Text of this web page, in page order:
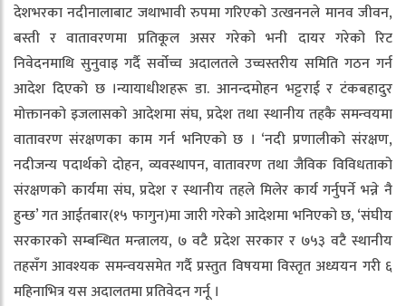
देशभरका नदीनालाबाट जथाभावी रुपमा गरिएको उत्खननले मानव जीवन,
बस्ती र वातावरणमा प्रतिकूल असर गरेको भनी दायर गरेको रिट
निवेदनमाथि सुनुवाइ गर्दै सर्वोच्च अदालतले उच्चस्तरीय समिति गठन गर्न
आदेश दिएको छ ।न्यायाधीशहरू डा. आनन्दमोहन भट्टराई र टंकबहादुर
मोक्तानको इजलासको आदेशमा संघ, प्रदेश तथा स्थानीय तहकै समन्वयमा
वातावरण संरक्षणका काम गर्न भनिएको छ । ‘नदी प्रणालीको संरक्षण,
नदीजन्य पदार्थको दोहन, व्यवस्थापन, वातावरण तथा जैविक विविधताको
संरक्षणको कार्यमा संघ, प्रदेश र स्थानीय तहले मिलेर कार्य गर्नुपर्ने भन्ने नै
हुन्छ’ गत आईतबार(१५ फागुन)मा जारी गरेको आदेशमा भनिएको छ, ‘संघीय
सरकारको सम्बन्धित मन्त्रालय, ७ वटै प्रदेश सरकार र ७५३ वटै स्थानीय
तहसँग आवश्यक समन्वयसमेत गर्दै प्रस्तुत विषयमा विस्तृत अध्ययन गरी ६
महिनाभित्र यस अदालतमा प्रतिवेदन गर्नू ।